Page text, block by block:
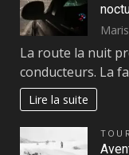
La route la nuit
conducteurs. La
Lire la suite